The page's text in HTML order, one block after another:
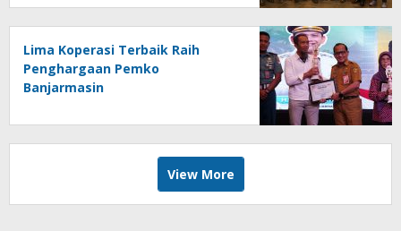
Lima Koperasi Terbaik Raih
Penghargaan Pemko
Banjarmasin
View More